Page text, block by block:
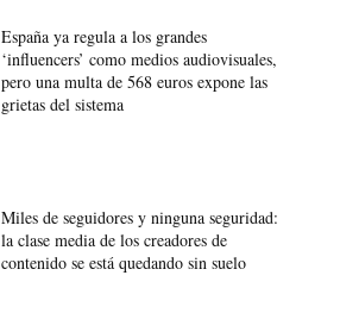
España ya regula a los grandes
‘influencers’ como medios audiovisuales,
pero una multa de 568 euros expone las
grietas del sistema
Miles de seguidores y ninguna seguridad:
la clase media de los creadores de
contenido se está quedando sin suelo